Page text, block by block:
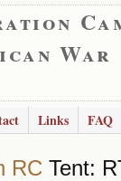
War
Links FAQ
RC Tent: